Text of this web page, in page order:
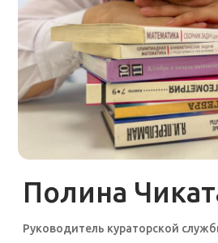
специальности инженер-радиофизик
ПФМЛ №239
«Проектор», Тбилиси
Учитель математики, частная школа
Опыт работы